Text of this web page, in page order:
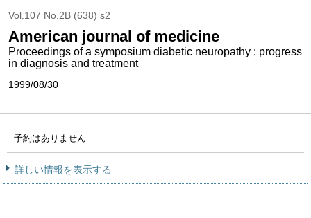
Vol.107 No.2B (638) s2
American journal of medicine
Proceedings of a symposium diabetic neuropathy : progress
in diagnosis and treatment
1999/08/30
予約はありません
詳しい情報を表示する